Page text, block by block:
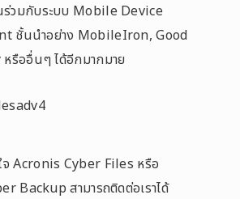
ร่วมกับระบบ Mobile Device
ชั้นนำอย่าง MobileIron, Good
รืออื่นๆ ได้อีกมากมาย
Acronis Cyber Files หรือ
Backup สามารถติดต่อเราได้